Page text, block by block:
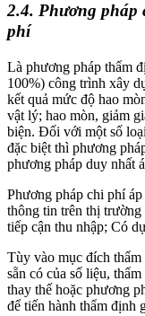
2.4. Phương pháp
phí
Là phương pháp thẩm
100%) công trình xây
kết quả mức độ hao
vật lý; hao mòn, giảm
biện. Đối với một số
đặc biệt thì phương
phương pháp duy nhất
Phương pháp chi phí
thông tin trên thị trường
tiếp cận thu nhập; Có
Tùy vào mục đích thẩm
sẵn có của số liệu,
thay thế hoặc phương
để tiến hành thẩm định